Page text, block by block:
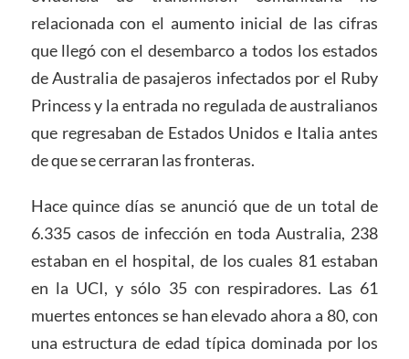
relacionada con el aumento inicial de las cifras
que llegó con el desembarco a todos los estados
de Australia de pasajeros infectados por el Ruby
Princess y la entrada no regulada de australianos
que regresaban de Estados Unidos e Italia antes
de que se cerraran las fronteras.
Hace quince días se anunció que de un total de
6.335 casos de infección en toda Australia, 238
estaban en el hospital, de los cuales 81 estaban
en la UCI, y sólo 35 con respiradores. Las 61
muertes entonces se han elevado ahora a 80, con
una estructura de edad típica dominada por los